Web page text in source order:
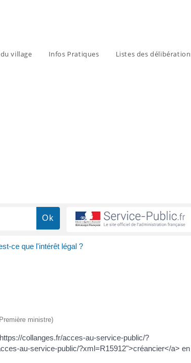
village Infos Pratiques Listes des
ce que l'intérêt légal ?
ministre)
collanges.fr/acces-au-service-public/?
au-service-public/?xml=R15912">créancier</a> en